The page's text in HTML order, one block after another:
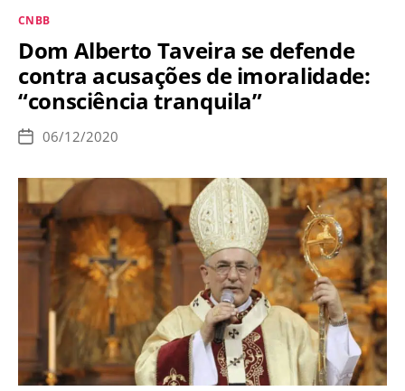
em
protesto
ao
igrejas
no
Natal
Categorias
CNBB
Dom Alberto Taveira se defende
contra acusações de imoralidade:
“consciência tranquila”
Data
publicação
06/12/2020